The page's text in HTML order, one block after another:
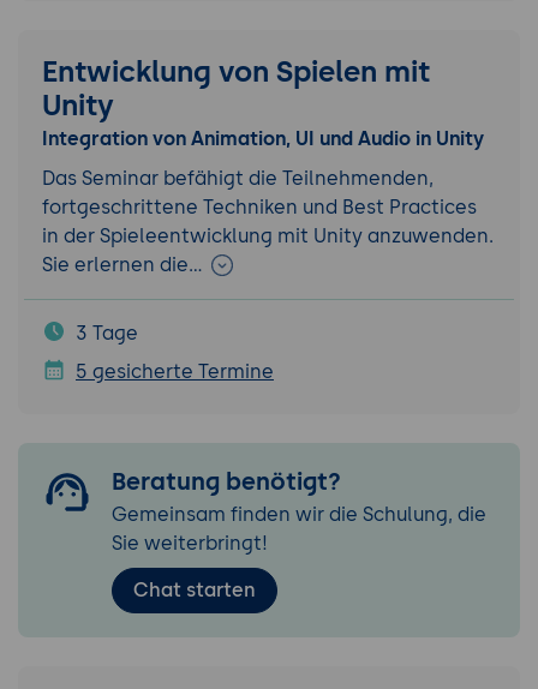
Entwicklung von Spielen mit
Unity
Integration von Animation, UI und Audio in Unity
Das Seminar befähigt die Teilnehmenden,
fortgeschrittene Techniken und Best Practices
in der Spieleentwicklung mit Unity anzuwenden.
Sie erlernen die…
3 Tage
5 gesicherte Termine
Beratung benötigt?
Gemeinsam finden wir die Schulung, die
Sie weiterbringt!
Chat starten